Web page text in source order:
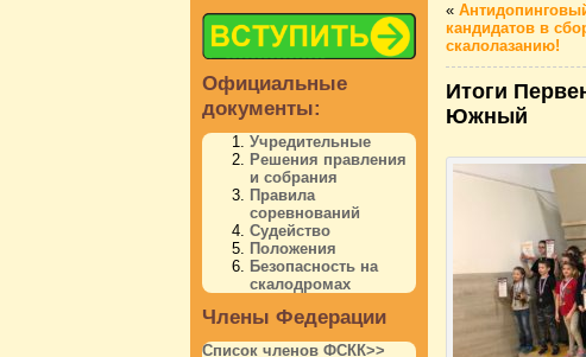
Официальные
документы:
Учредительные
Решения правления
и собрания
Правила
соревнований
Судейство
Положения
Безопасность на
скалодромах
Члены Федерации
Список членов ФСКК>>
«
кандидатов в
скалолазанию!
Итоги
Южный